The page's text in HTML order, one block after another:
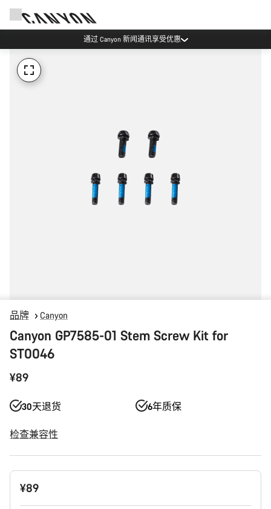
通过 Canyon 新闻通讯享受优惠
品牌 Canyon
Canyon GP7585-01 Stem Screw Kit for
ST0046
¥89
30天退货 6年质保
检查兼容性
产
¥89